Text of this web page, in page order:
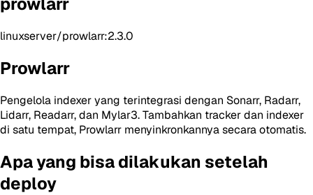
linuxserver/prowlarr:2.3.0
Prowlarr
Pengelola indexer yang terintegrasi dengan Sonarr, Radarr,
Lidarr, Readarr, dan Mylar3. Tambahkan tracker dan indexer
di satu tempat, Prowlarr menyinkronkannya secara otomatis.
Apa yang bisa dilakukan setelah
deploy